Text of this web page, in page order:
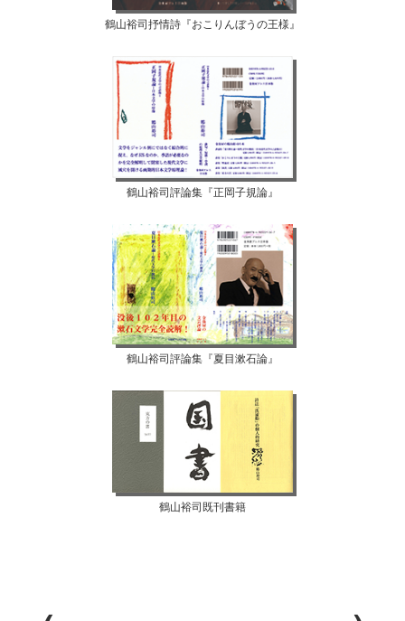
鶴山裕司抒情詩『おこりんぼうの王様』
鶴山裕司評論集『正岡子規論』
鶴山裕司評論集『夏目漱石論』
鶴山裕司既刊書籍